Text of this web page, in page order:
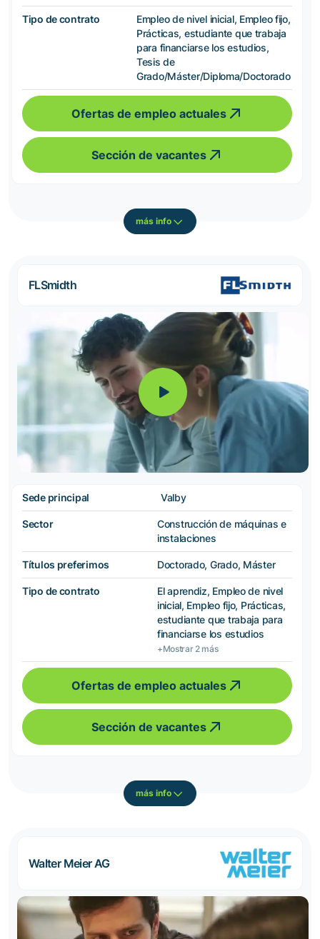
Tipo de contrato
Empleo de nivel inicial, Empleo fijo,
Prácticas, estudiante que trabaja
para financiarse los estudios,
Tesis de
Grado/Máster/Diploma/Doctorado
Ofertas de empleo actuales
Sección de vacantes
más info
FLSmidth
Sede principal Valby
Sector
Construcción de máquinas e
instalaciones
Títulos preferimos Doctorado, Grado, Máster
Tipo de contrato
El aprendiz, Empleo de nivel
inicial, Empleo fijo, Prácticas,
estudiante que trabaja para
financiarse los estudios
+Mostrar 2 más
Ofertas de empleo actuales
Sección de vacantes
más info
Walter Meier AG